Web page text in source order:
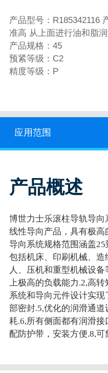
产品型号：R185342116
准高 从上面进行油和脂
产品规格：45
预紧等级：C2
精度等级：P
应用范围
产品概述
博世力士乐滚柱导轨导
线性导向产品，具有极
导向系统规格范围涵盖25
包括机床、印刷机械、
人、压机和重型机械设
上极高的负载能力.2,高
系统和导向元件设计实
部密封.5,优化的润滑通
耗.6,所有侧面都有润滑
配防护带，安装方便.8,